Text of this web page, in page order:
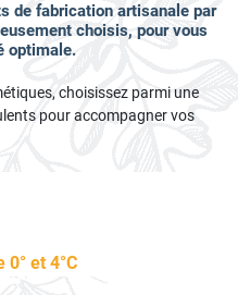
de fabrication artisanale par
choisis, pour vous
optimale.
choisissez parmi une
pour accompagner vos
et 4°C